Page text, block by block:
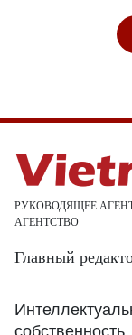
РУКОВОДЯЩЕЕ
АГЕНТСТВО
Главный